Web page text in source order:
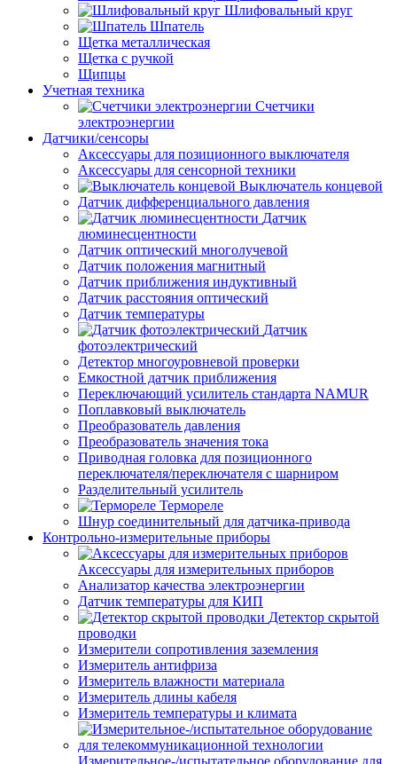
Шлифовальный круг
Шпатель
Щетка металлическая
Щетка с ручкой
Щипцы
Учетная техника
Счетчики
электроэнергии
Датчики/сенсоры
Аксессуары для позиционного выключателя
Аксессуары для сенсорной техники
Выключатель концевой
Датчик дифференциального давления
Датчик
люминесцентности
Датчик оптический многолучевой
Датчик положения магнитный
Датчик приближения индуктивный
Датчик расстояния оптический
Датчик температуры
Датчик
фотоэлектрический
Детектор многоуровневой проверки
Емкостной датчик приближения
Переключающий усилитель стандарта NAMUR
Поплавковый выключатель
Преобразователь давления
Преобразователь значения тока
Приводная головка для позиционного
переключателя/переключателя с шарниром
Разделительный усилитель
Термореле
Шнур соединительный для датчика-привода
Контрольно-измерительные приборы
Аксессуары для измерительных приборов
Анализатор качества электроэнергии
Датчик температуры для КИП
Детектор скрытой
проводки
Измерители сопротивления заземления
Измеритель антифриза
Измеритель влажности материала
Измеритель длины кабеля
Измеритель температуры и климата
Измерительное-/испытательное оборудование для